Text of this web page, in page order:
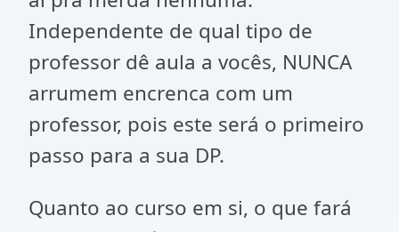
Independente de qual tipo de
professor dê aula a vocês, NUNCA
arrumem encrenca com um
professor, pois este será o primeiro
passo para a sua DP.
Quanto ao curso em si, o que fará